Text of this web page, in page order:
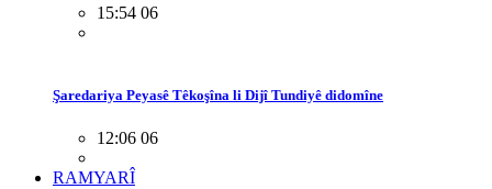
15:54 06
Şaredariya Peyasê Têkoşîna li Dijî Tundiyê didomîne
12:06 06
RAMYARÎ